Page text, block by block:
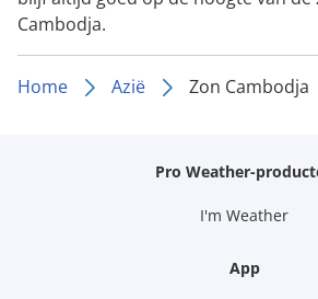
Cambodja.
Home Azië Zon Cambodja
Pro Weather-
I'm Weather
App